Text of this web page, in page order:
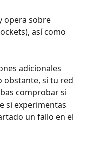
opera sobre
así como
adicionales
obstante, si tu red
comprobar si
si experimentas
un fallo en el